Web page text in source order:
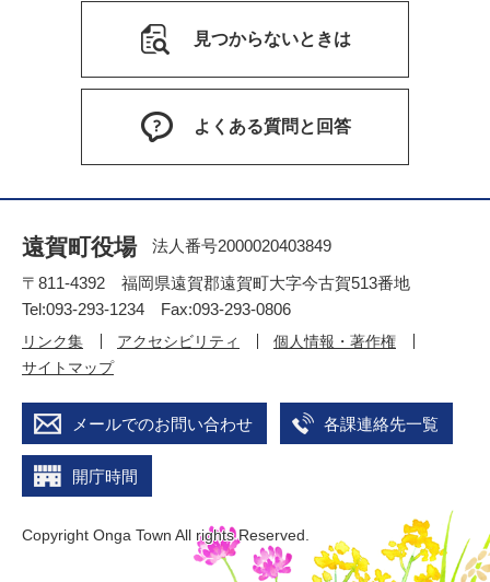
見つからないときは
よくある質問と回答
遠賀町役場
法人番号2000020403849
〒811-4392 福岡県遠賀郡遠賀町大字今古賀513番地
Tel:093-293-1234 Fax:093-293-0806
リンク集 アクセシビリティ
個人情報・著作権
サイトマップ
メールでのお問い合わせ 各課連絡先一覧
開庁時間
Copyright Onga Town All rights Reserved.